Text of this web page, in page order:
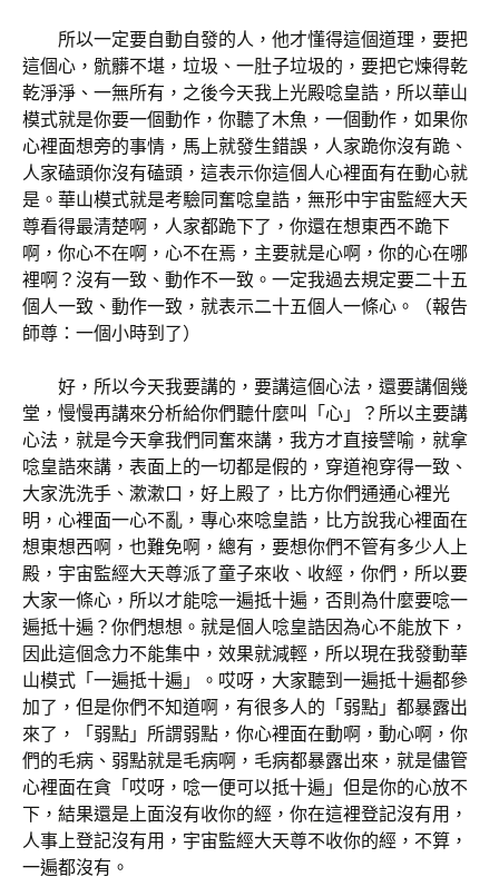
所以一定要自動自發的人，他才懂得這個道理，要把
這個心，骯髒不堪，垃圾、一肚子垃圾的，要把它煉得乾
乾淨淨、一無所有，之後今天我上光殿唸皇誥，所以華山
模式就是你要一個動作，你聽了木魚，一個動作，如果你
心裡面想旁的事情，馬上就發生錯誤，人家跪你沒有跪、
人家磕頭你沒有磕頭，這表示你這個人心裡面有在動心就
是。華山模式就是考驗同奮唸皇誥，無形中宇宙監經大天
尊看得最清楚啊，人家都跪下了，你還在想東西不跪下
啊，你心不在啊，心不在焉，主要就是心啊，你的心在哪
裡啊？沒有一致、動作不一致。一定我過去規定要二十五
個人一致、動作一致，就表示二十五個人一條心。（報告
師尊：一個小時到了）
好，所以今天我要講的，要講這個心法，還要講個幾
堂，慢慢再講來分析給你們聽什麼叫「心」？所以主要講
心法，就是今天拿我們同奮來講，我方才直接譬喻，就拿
唸皇誥來講，表面上的一切都是假的，穿道袍穿得一致、
大家洗洗手、漱漱口，好上殿了，比方你們通通心裡光
明，心裡面一心不亂，專心來唸皇誥，比方說我心裡面在
想東想西啊，也難免啊，總有，要想你們不管有多少人上
殿，宇宙監經大天尊派了童子來收、收經，你們，所以要
大家一條心，所以才能唸一遍抵十遍，否則為什麼要唸一
遍抵十遍？你們想想。就是個人唸皇誥因為心不能放下，
因此這個念力不能集中，效果就減輕，所以現在我發動華
山模式「一遍抵十遍」。哎呀，大家聽到一遍抵十遍都參
加了，但是你們不知道啊，有很多人的「弱點」都暴露出
來了，「弱點」所謂弱點，你心裡面在動啊，動心啊，你
們的毛病、弱點就是毛病啊，毛病都暴露出來，就是儘管
心裡面在貪「哎呀，唸一便可以抵十遍」但是你的心放不
下，結果還是上面沒有收你的經，你在這裡登記沒有用，
人事上登記沒有用，宇宙監經大天尊不收你的經，不算，
一遍都沒有。